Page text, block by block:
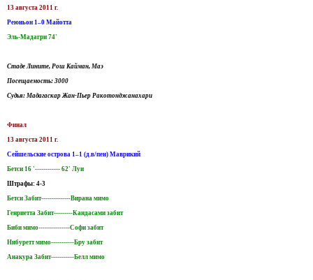
13 августа 2011 г.
Реюньон 1–0 Майотта
Эль-Мадагри 74'
Стаде Лините, Рош Кайман, Маэ
Посещаемость: 3000
Судья: Мадагаскар Жан-Пьер Ракотонджанахари
Финал
13 августа 2011 г.
Сейшельские острова 1–1 (д.в/пен) Маврикий
Бетси 16 '------------ 62' Луи
Штрафы: 4-3
Бетси Забит--------------Вирана мимо
Генриетта Забит---------Кандасами забит
Биби мимо---------------Софи забит
Нибуретт мимо-----------Бру забит
Анакура Забит-----------Белл мимо